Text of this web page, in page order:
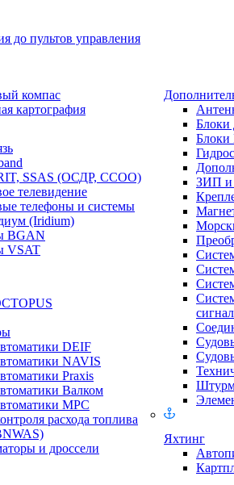
до пультов управления
компас
картография
SSAS (ОСДР, ССОО)
телевидение
телефоны и системы
(Iridium)
BGAN
VSAT
DEIF
NAVIS
Praxis
Валком
МРС
расхода топлива
и дроссели
Блоки
Блоки
ЗИП и
Яхтинг